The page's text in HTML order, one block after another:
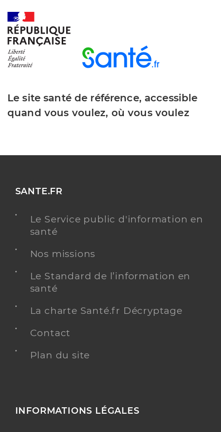
Le site santé de référence, accessible
quand vous voulez, où vous voulez
SANTE.FR
Le Service public d'information en
santé
Nos missions
Le Standard de l’information en
santé
La charte Santé.fr Décryptage
Contact
Plan du site
INFORMATIONS LÉGALES